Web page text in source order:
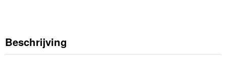
Beschrijving